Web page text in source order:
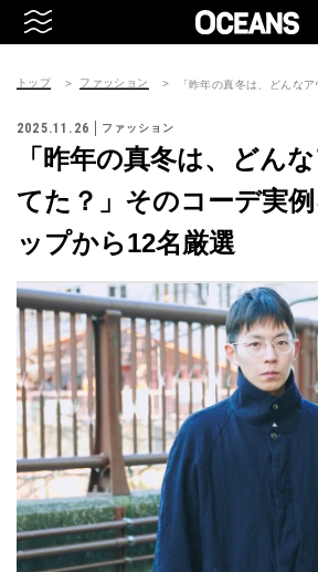
トップ ファッション 「昨年の真冬は、どんな
2025.11.26 ファッション
「昨年の真冬は、どん
てた？」そのコーデ実
ップから12名厳選